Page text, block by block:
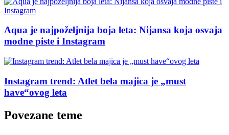
Aqua je najpoželjnija boja leta: Nijansa koja osvaja
modne piste i Instagram
Instagram trend: Atlet bela majica je „must
have“ovog leta
Povezane teme